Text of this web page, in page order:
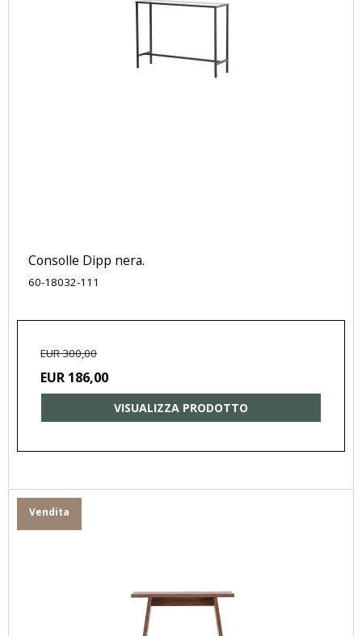
Consolle Dipp nera.
60-18032-111
EUR 300,00
EUR 186,00
VISUALIZZA PRODOTTO
Vendita